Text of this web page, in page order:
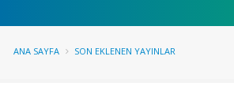
ANA SAYFA SON EKLENEN YAYINLAR